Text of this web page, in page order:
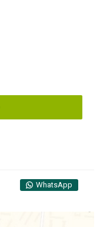
WhatsApp